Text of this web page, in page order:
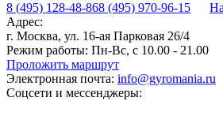
8 (495) 128-48-868 (495) 970-96-15
Адрес:
г. Москва, ул. 16-ая Парковая 26/4
Режим работы: Пн-Вс, с 10.00 - 21.00
Проложить маршрут
Электронная почта: info@gyromania.ru
Соцсети и мессенджеры: